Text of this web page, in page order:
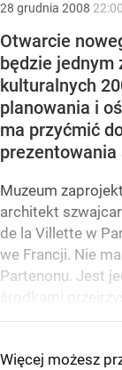
28 grudnia 2008 22:00
Otwarcie
będzie jednym
kulturalnych
planowania i
ma przyćmić
prezentowania
Muzeum
architekt
de la Villette w
we Francji. Nie
Partenonu. Jest
środkami
Więcej możesz